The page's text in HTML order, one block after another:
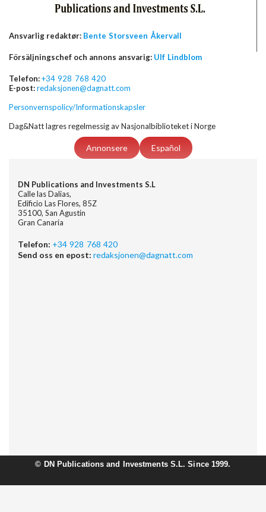
Ansvarlig redaktør: Bente Storsveen Åkervall
Försäljningschef och annons ansvarig: Ulf Lindblom
Telefon:+34 928 768 420
E-post:redaksjonen@dagnatt.com
Personvernspolicy/Informationskapsler
Dag&Natt lagres regelmessig av Nasjonalbiblioteket i Norge
Annonsere Español
DN Publications and Investments S.L
Calle las Dalias,
Edificio Las Flores, 85Z
35100, San Agustin
Gran Canaria
Telefon: +34 928 768 420
Send oss en epost: redaksjonen@dagnatt.com
© DN Publications and Investments S.L. Since 1999.